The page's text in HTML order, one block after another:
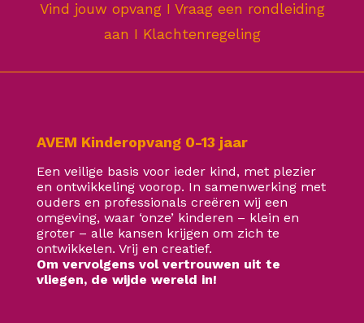
Vind jouw opvangI Vraag een rondleiding
aan I Klachtenregeling
AVEM Kinderopvang 0-13 jaar
Een veilige basis voor ieder kind, met plezier
en ontwikkeling voorop. In samenwerking met
ouders en professionals creëren wij een
omgeving, waar ‘onze’ kinderen – klein en
groter – alle kansen krijgen om zich te
ontwikkelen. Vrij en creatief.
Om vervolgens vol vertrouwen uit te
vliegen, de wijde wereld in!